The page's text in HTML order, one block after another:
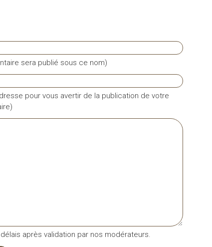
sera publié sous ce nom)
pour vous avertir de la publication de votre
après validation par nos modérateurs.